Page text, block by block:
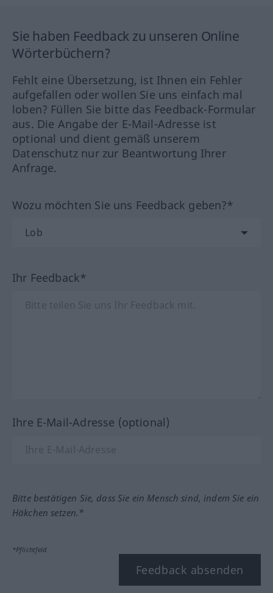
Sie haben Feedback zu unseren Online
Wörterbüchern?
Fehlt eine Übersetzung, ist Ihnen ein Fehler
aufgefallen oder wollen Sie uns einfach mal
loben? Füllen Sie bitte das Feedback-Formular
aus. Die Angabe der E-Mail-Adresse ist
optional und dient gemäß unserem
Datenschutz nur zur Beantwortung Ihrer
Anfrage.
Wozu möchten Sie uns Feedback geben?*
Ihr Feedback*
Ihre E-Mail-Adresse (optional)
Bitte bestätigen Sie, dass Sie ein Mensch sind, indem Sie ein
Häkchen setzen.*
*Pflichtfeld
Feedback absenden